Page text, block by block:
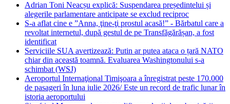
Adrian Toni Neacșu explică: Suspendarea președintelui și
alegerile parlamentare anticipate se exclud reciproc
S-a aflat cine e ”Anna, ţine-ţi prostul acasă!” - Bărbatul care a
revoltat internetul, după gestul de pe Transfăgărășan, a fost
identificat
Serviciile SUA avertizează: Putin ar putea ataca o țară NATO
chiar din această toamnă. Evaluarea Washingtonului s-a
schimbat (WSJ)
Aeroportul Internaţional Timişoara a înregistrat peste 170.000
de pasageri în luna iulie 2026/ Este un record de trafic lunar în
istoria aeroportului